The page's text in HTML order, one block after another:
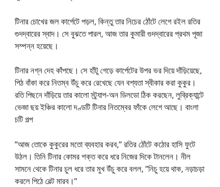
টিনার চোখের জল কার্পেটে পড়ল, কিন্তু তার নিচের ঠোঁটে লেগে রইল রতির
গুদদ্বারের স্বাদ। সে বুঝতে পারল, আজ তার কুমারী গুদদ্বারের প্রথম পূজা
সম্পন্ন হয়েছে।
টিনার নগ্ন দেহ কাঁপছে। সে হাঁটু গেড়ে কার্পেটের উপর ভর দিয়ে দাঁড়িয়েছে,
পিঠ বাঁকা করে নিতম্ব উঁচু করে রেখেছে যেন বশ্যতা স্বীকার করা কুকুর।
রতি পিছনে দাঁড়িয়ে তার কালো স্ট্র্যাপ-অন ডিলডো ঠিক করছেন, লুব্রিক্যান্টে
ভেজা ছয় ইঞ্চির কালো দণ্ডটি টিনার নিতম্বের ফাঁকে লেগে আছে। বাংলা
চটি গল্প
”আজ তোকে কুকুরের মতো ব্যবহার করব,” রতির ঠোঁটে কঠোর হাসি ফুটে
উঠল। তিনি টিনার কোমর শক্ত করে ধরে নিজের দিকে টানলেন। নীল
সামনে থেকে টিনার চুল ধরে তার মুখ উঁচু করে বলল, ”নিচু হয়ে থাক, নড়াচড়া
করলে পিঠে বেল্ট মারব।”